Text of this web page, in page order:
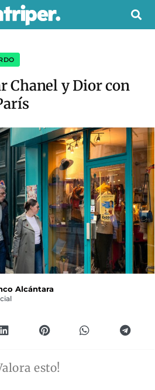
Chanel y Dior con
Alcántara
esto!